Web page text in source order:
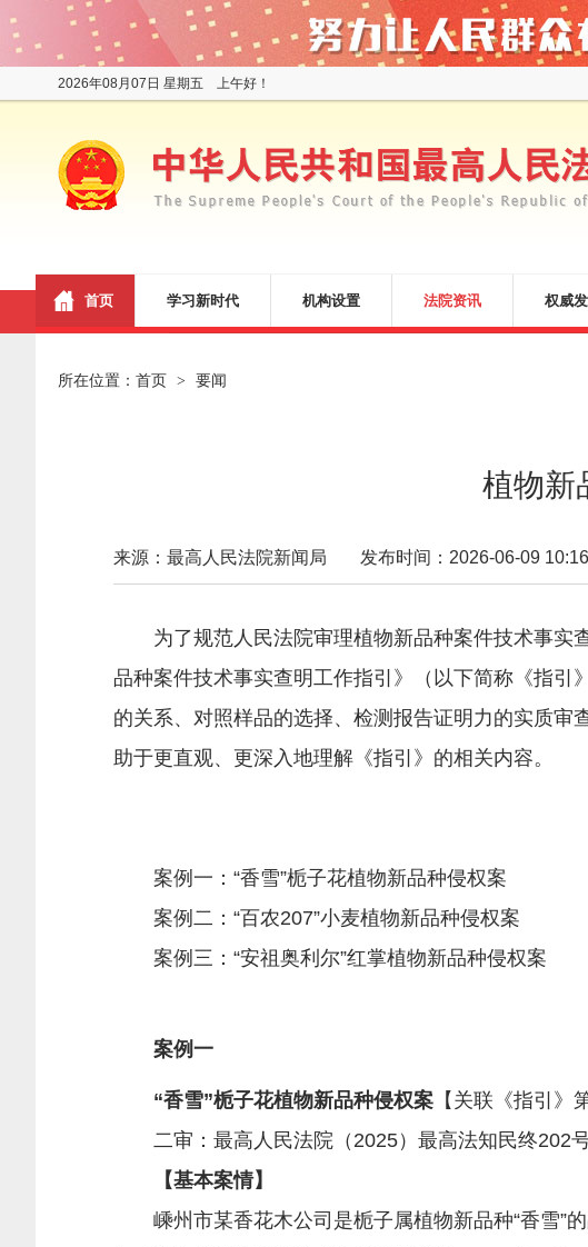
2026年08月07日 星期五 上午好！
首页 学习新时代 机构设置 法院资讯 权威
所在位置： 首页 > 要闻
植物新
来源：最高人民法院新闻局 发布时间：2026-06-09
为了规范人民法院审理植物新品种案件技术事实
品种案件技术事实查明工作指引》（以下简称《指引
的关系、对照样品的选择、检测报告证明力的实质
助于更直观、更深入地理解《指引》的相关内容。
案例一：“香雪”栀子花植物新品种侵权案
案例二：“百农207”小麦植物新品种侵权案
案例三：“安祖奥利尔”红掌植物新品种侵权案
案例一
“香雪”栀子花植物新品种侵权案 【关联《指引》
二审：最高人民法院（2025）最高法知民终202
【基本案情】
嵊州市某香花木公司是栀子属植物新品种“香雪”